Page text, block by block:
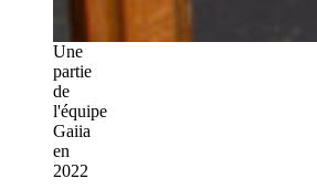
Une
partie
de
l'équipe
Gaiia
en
2022